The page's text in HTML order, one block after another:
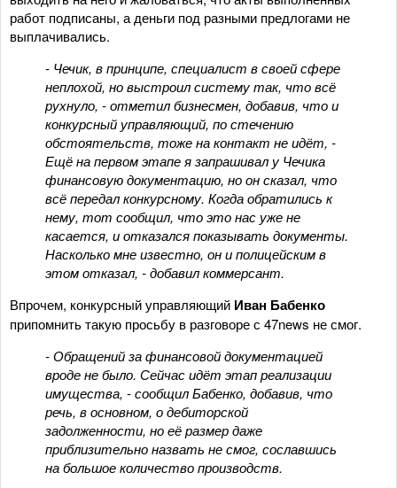
работ подписаны, а деньги под разными предлогами не
выплачивались.
- Чечик, в принципе, специалист в своей сфере
неплохой, но выстроил систему так, что всё
рухнуло, - отметил бизнесмен, добавив, что и
конкурсный управляющий, по стечению
обстоятельств, тоже на контакт не идёт, -
Ещё на первом этапе я запрашивал у Чечика
финансовую документацию, но он сказал, что
всё передал конкурсному. Когда обратились к
нему, тот сообщил, что это нас уже не
касается, и отказался показывать документы.
Насколько мне известно, он и полицейским в
этом отказал, - добавил коммерсант.
Впрочем, конкурсный управляющий Иван Бабенко
припомнить такую просьбу в разговоре с 47news не смог.
- Обращений за финансовой документацией
вроде не было. Сейчас идёт этап реализации
имущества, - сообщил Бабенко, добавив, что
речь, в основном, о дебиторской
задолженности, но её размер даже
приблизительно назвать не смог, сославшись
на большое количество производств.